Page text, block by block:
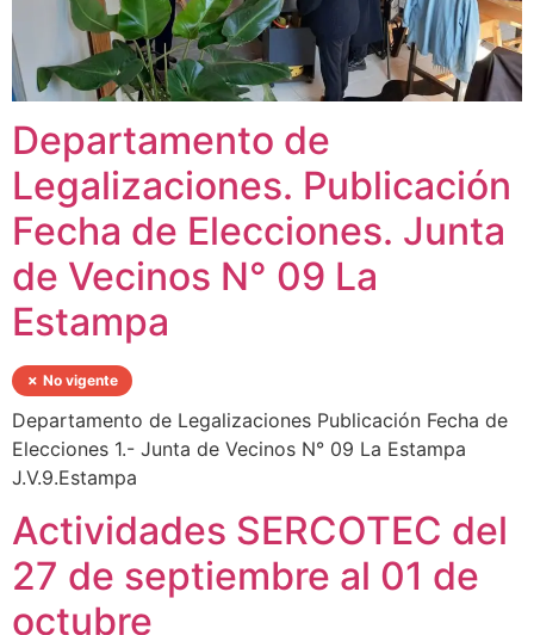
Departamento de
Legalizaciones. Publicación
Fecha de Elecciones. Junta
de Vecinos N° 09 La
Estampa
✗ No vigente
Departamento de Legalizaciones Publicación Fecha de
Elecciones 1.- Junta de Vecinos N° 09 La Estampa
J.V.9.Estampa
Actividades SERCOTEC del
27 de septiembre al 01 de
octubre